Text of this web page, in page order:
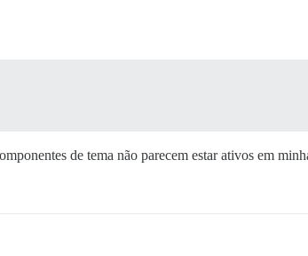
de tema não parecem estar ativos em